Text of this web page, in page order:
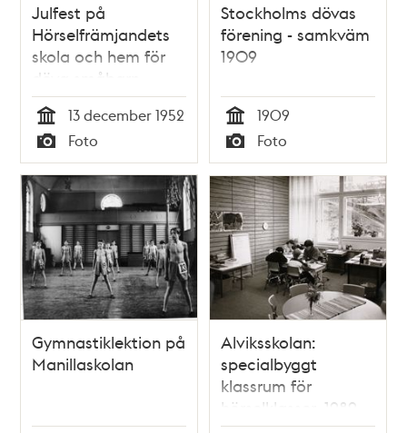
Julfest på
Hörselfrämjandets
skola och hem för
döva småbarn
Tid
13 december 1952
Typ
Foto
Stockholms dövas
förening - samkväm
1909
Tid
1909
Typ
Foto
Gymnastiklektion på
Manillaskolan
Alviksskolan:
specialbyggt
klassrum för
hörselklasser, 1989